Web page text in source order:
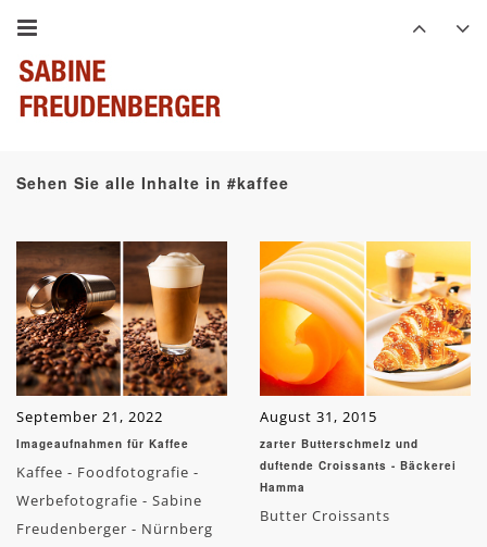
Sehen Sie alle Inhalte in #kaffee
September 21, 2022
Imageaufnahmen für Kaffee
Kaffee - Foodfotografie -
Werbefotografie - Sabine
Freudenberger - Nürnberg
August 31, 2015
zarter Butterschmelz und
duftende Croissants - Bäckerei
Hamma
Butter Croissants